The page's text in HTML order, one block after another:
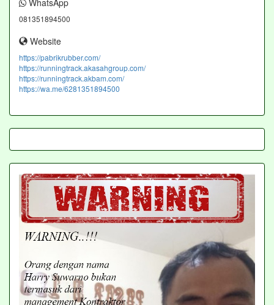
081351894500
Website
https://pabrikrubber.com/
https://runningtrack.akasahgroup.com/
https://runningtrack.akbam.com/
https://wa.me/6281351894500